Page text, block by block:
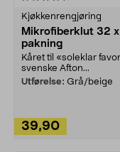
Kjøkkenrengjøring
Mikrofiberklut 32
pakning
Kåret til «soleklar
svenske Afton...
Utførelse: Grå/beige
39,90